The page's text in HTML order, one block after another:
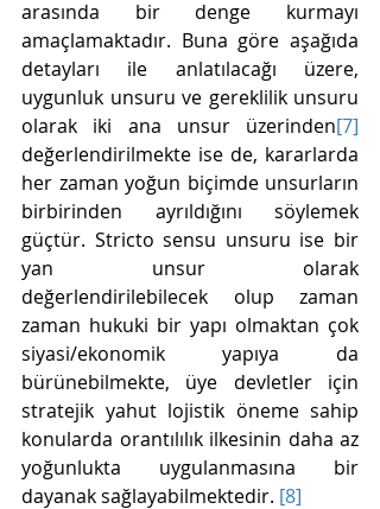
arasında bir denge kurmayı
amaçlamaktadır. Buna göre aşağıda
detayları ile anlatılacağı üzere,
uygunluk unsuru ve gereklilik unsuru
olarak iki ana unsur üzerinden[7]
değerlendirilmekte ise de, kararlarda
her zaman yoğun biçimde unsurların
birbirinden ayrıldığını söylemek
güçtür. Stricto sensu unsuru ise bir
yan unsur olarak
değerlendirilebilecek olup zaman
zaman hukuki bir yapı olmaktan çok
siyasi/ekonomik yapıya da
bürünebilmekte, üye devletler için
stratejik yahut lojistik öneme sahip
konularda orantılılık ilkesinin daha az
yoğunlukta uygulanmasına bir
dayanak sağlayabilmektedir. [8]